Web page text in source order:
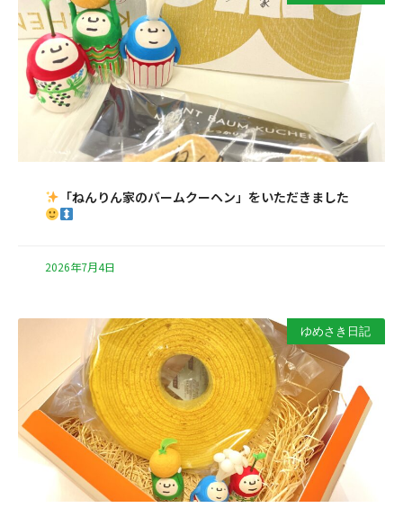
「ねんりん家のバームクーヘン」をいただきました
2026年7月4日
ゆめさき日記